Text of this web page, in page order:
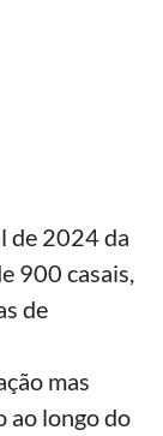
de 2024 da
900 casais,
de
mas
ao longo do